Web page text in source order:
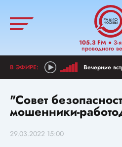
105.3 FM● 3-я
проводного
Вечерние
"Совет
мошенники-
29.03.2022 15:00